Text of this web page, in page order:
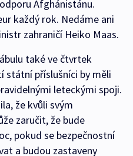
Afghánistánu.
každý rok. Nedáme ani
zahraničí Heiko Maas.
také ve čtvrtek
státní příslušníci by měli
leteckými spoji.
že kvůli svým
zaručit, že bude
pokud se bezpečnostní
a budou zastaveny